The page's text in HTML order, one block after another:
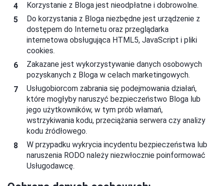
Korzystanie z Bloga jest nieodpłatne i dobrowolne.
Do korzystania z Bloga niezbędne jest urządzenie z
dostępem do Internetu oraz przeglądarka
internetowa obsługująca HTML5, JavaScript i pliki
cookies.
Zakazane jest wykorzystywanie danych osobowych
pozyskanych z Bloga w celach marketingowych.
Usługobiorcom zabrania się podejmowania działań,
które mogłyby naruszyć bezpieczeństwo Bloga lub
jego użytkowników, w tym prób włamań,
wstrzykiwania kodu, przeciążania serwera czy analizy
kodu źródłowego.
W przypadku wykrycia incydentu bezpieczeństwa lub
naruszenia RODO należy niezwłocznie poinformować
Usługodawcę.